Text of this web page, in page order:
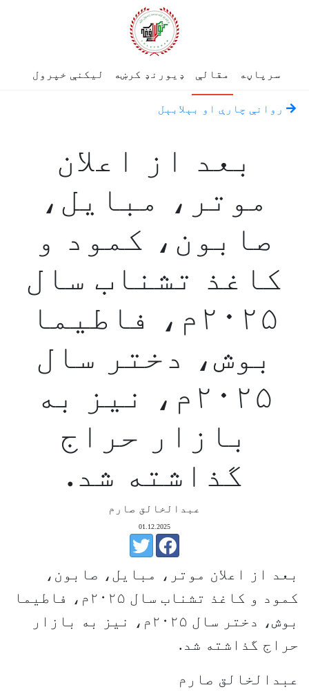
سرپاڼه مقالې ډیورنډ کرښه لیکنې خپرول
روانې چارې او بېلابېل
بعد از اعلان
موتر، مبایل،
صابون، کمود و
کاغذ تشناب سال
۲۰۲۵م، فاطیما
بوش، دختر سال
۲۰۲۵م، نیز به
بازار حراج
گذاشته شد.
عبدالخالق صارم
01.12.2025
بعد از اعلان موتر، مبایل، صابون،
کمود و کاغذ تشناب سال ۲۰۲۵م، فاطیما
بوش، دختر سال ۲۰۲۵م، نیز به بازار
حراج گذاشته شد.
عبدالخالق صارم